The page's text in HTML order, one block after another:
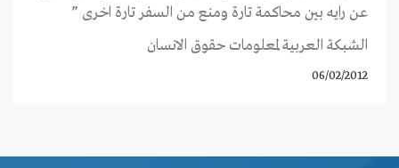
عن رايه بين محاكمة تارة ومنع من السفر تارة اخرى ”
الشبكة العربية لمعلومات حقوق الانسان
06/02/2012